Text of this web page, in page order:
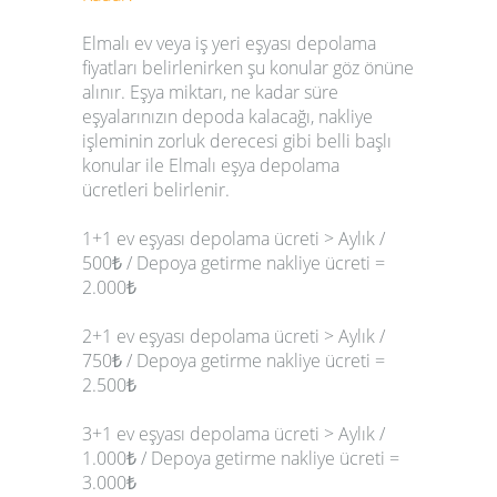
Elmalı ev veya iş yeri eşyası depolama
fiyatları belirlenirken şu konular göz önüne
alınır. Eşya miktarı, ne kadar süre
eşyalarınızın depoda kalacağı, nakliye
işleminin zorluk derecesi gibi belli başlı
konular ile Elmalı eşya depolama
ücretleri belirlenir.
1+1 ev eşyası depolama ücreti > Aylık /
500₺ / Depoya getirme nakliye ücreti =
2.000₺
2+1 ev eşyası depolama ücreti > Aylık /
750₺ / Depoya getirme nakliye ücreti =
2.500₺
3+1 ev eşyası depolama ücreti > Aylık /
1.000₺ / Depoya getirme nakliye ücreti =
3.000₺